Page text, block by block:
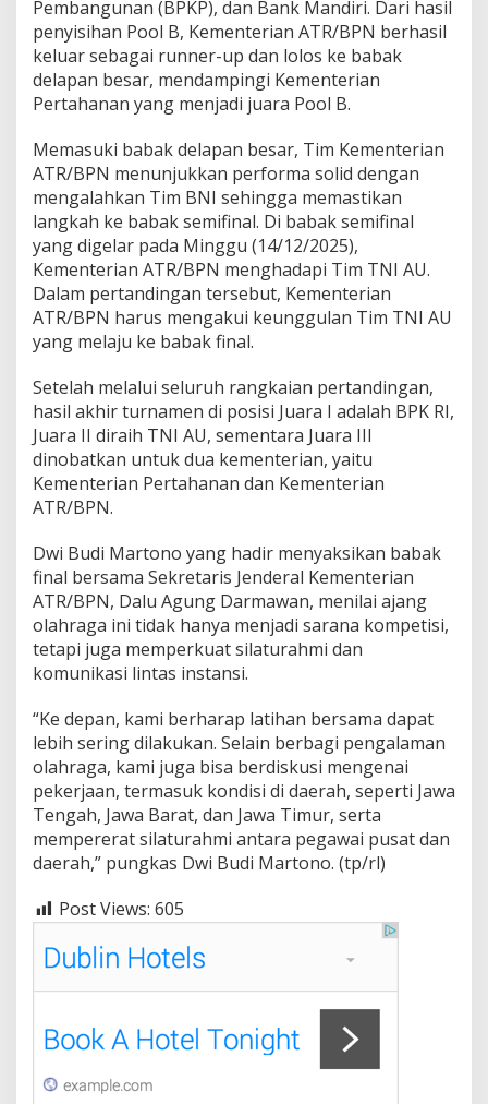
Pembangunan (BPKP), dan Bank Mandiri. Dari hasil
penyisihan Pool B, Kementerian ATR/BPN berhasil
keluar sebagai runner-up dan lolos ke babak
delapan besar, mendampingi Kementerian
Pertahanan yang menjadi juara Pool B.
Memasuki babak delapan besar, Tim Kementerian
ATR/BPN menunjukkan performa solid dengan
mengalahkan Tim BNI sehingga memastikan
langkah ke babak semifinal. Di babak semifinal
yang digelar pada Minggu (14/12/2025),
Kementerian ATR/BPN menghadapi Tim TNI AU.
Dalam pertandingan tersebut, Kementerian
ATR/BPN harus mengakui keunggulan Tim TNI AU
yang melaju ke babak final.
Setelah melalui seluruh rangkaian pertandingan,
hasil akhir turnamen di posisi Juara I adalah BPK RI,
Juara II diraih TNI AU, sementara Juara III
dinobatkan untuk dua kementerian, yaitu
Kementerian Pertahanan dan Kementerian
ATR/BPN.
Dwi Budi Martono yang hadir menyaksikan babak
final bersama Sekretaris Jenderal Kementerian
ATR/BPN, Dalu Agung Darmawan, menilai ajang
olahraga ini tidak hanya menjadi sarana kompetisi,
tetapi juga memperkuat silaturahmi dan
komunikasi lintas instansi.
“Ke depan, kami berharap latihan bersama dapat
lebih sering dilakukan. Selain berbagi pengalaman
olahraga, kami juga bisa berdiskusi mengenai
pekerjaan, termasuk kondisi di daerah, seperti Jawa
Tengah, Jawa Barat, dan Jawa Timur, serta
mempererat silaturahmi antara pegawai pusat dan
daerah,” pungkas Dwi Budi Martono. (tp/rl)
Post Views: 605